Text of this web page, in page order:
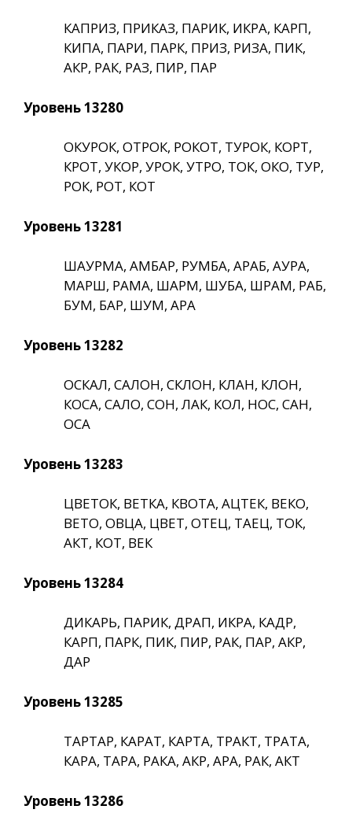
КАПРИЗ, ПРИКАЗ, ПАРИК, ИКРА, КАРП,
КИПА, ПАРИ, ПАРК, ПРИЗ, РИЗА, ПИК,
АКР, РАК, РАЗ, ПИР, ПАР
Уровень 13280
ОКУРОК, ОТРОК, РОКОТ, ТУРОК, КОРТ,
КРОТ, УКОР, УРОК, УТРО, ТОК, ОКО, ТУР,
РОК, РОТ, КОТ
Уровень 13281
ШАУРМА, АМБАР, РУМБА, АРАБ, АУРА,
МАРШ, РАМА, ШАРМ, ШУБА, ШРАМ, РАБ,
БУМ, БАР, ШУМ, АРА
Уровень 13282
ОСКАЛ, САЛОН, СКЛОН, КЛАН, КЛОН,
КОСА, САЛО, СОН, ЛАК, КОЛ, НОС, САН,
ОСА
Уровень 13283
ЦВЕТОК, ВЕТКА, КВОТА, АЦТЕК, ВЕКО,
ВЕТО, ОВЦА, ЦВЕТ, ОТЕЦ, ТАЕЦ, ТОК,
АКТ, КОТ, ВЕК
Уровень 13284
ДИКАРЬ, ПАРИК, ДРАП, ИКРА, КАДР,
КАРП, ПАРК, ПИК, ПИР, РАК, ПАР, АКР,
ДАР
Уровень 13285
ТАРТАР, КАРАТ, КАРТА, ТРАКТ, ТРАТА,
КАРА, ТАРА, РАКА, АКР, АРА, РАК, АКТ
Уровень 13286